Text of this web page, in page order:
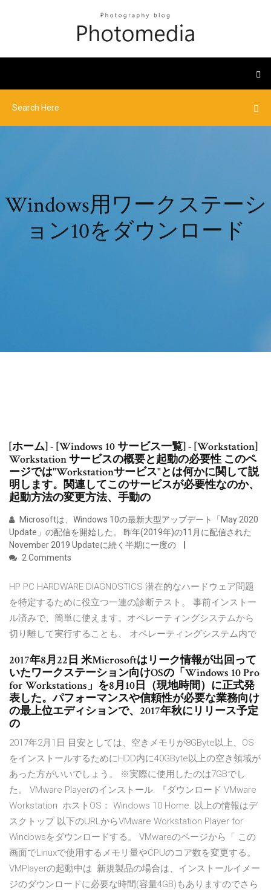
Windows用ワークステーシ
ョン10をダウンロード
[ホーム] - [Windows 10 サービス一覧] - [Workstation]
Workstation サービスの概要と起動の必要性 このペ
ージでは"Workstationサービス"とは何かに関して説
明します。関連してこのサービスが必要性なのか、
起動方法の変更方法、手動の
Microsoftは、Windows 10の最新大型アップデート「May 2020
Update」の配信を開始した。 昨年(2019年)の11月に配信された
November 2019 Updateに続く半期に一度の
2 Comments
HP PC HARDWARE DIAGNOSTICS 潜在的なハードウェア問題
を特定するために役立つ一連の診断テスト。 事前インストー
ル済みで、簡単に使えます。オペレーティングシステムから
切り離して実行することも、 オペレーティングシステム内で
2017年8月22日 米Microsoftはリーク情報が出回って
いたワークステーション向けOSの「Windows 10 Pro
for Workstations」を8月10日（現地時間）に正式発
表した。パフォーマンスや信頼性が必要な業務向け
の最上位エディションで、2017年秋にリリース予定
の
2017年2月1日 目安としては、空きメモリが8GByte以上、OS
をインストールするためにHDD内に40GByte以上の空き領域が
あった方がいいでしょう。 ※実際に使用したのは7GBでし
た。 VMware Playerのインストール. 『ダウンロード VMware
Workstation ホストOS： Windows 10 Home. 以上の情報はデ
スクトップ 以下のURLからVMware Workstation Player for
Windowsをダウンロードする。 VMwareのページから「 この
画面でLinuxで使用するメモリ量やCPUのコア数を変更する。
VMPlayerの起動中は 新規製品の場合は、インストールイメー
ジのダウンロードに必要な時間(容量4GB)もありますのでさら